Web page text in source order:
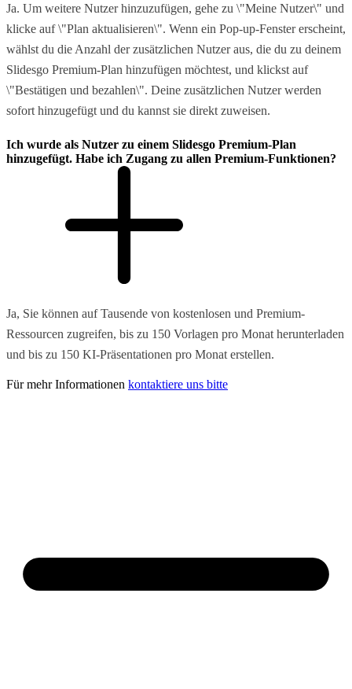
Ja. Um weitere Nutzer hinzuzufügen, gehe zu \"Meine Nutzer\" und
klicke auf \"Plan aktualisieren\". Wenn ein Pop-up-Fenster erscheint,
wählst du die Anzahl der zusätzlichen Nutzer aus, die du zu deinem
Slidesgo Premium-Plan hinzufügen möchtest, und klickst auf
\"Bestätigen und bezahlen\". Deine zusätzlichen Nutzer werden
sofort hinzugefügt und du kannst sie direkt zuweisen.
Ich wurde als Nutzer zu einem Slidesgo Premium-Plan
hinzugefügt. Habe ich Zugang zu allen Premium-Funktionen?
Ja, Sie können auf Tausende von kostenlosen und Premium-
Ressourcen zugreifen, bis zu 150 Vorlagen pro Monat herunterladen
und bis zu 150 KI-Präsentationen pro Monat erstellen.
Für mehr Informationen kontaktiere uns bitte